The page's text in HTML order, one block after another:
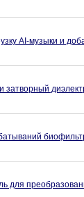
AI-музыки и
затворный
для